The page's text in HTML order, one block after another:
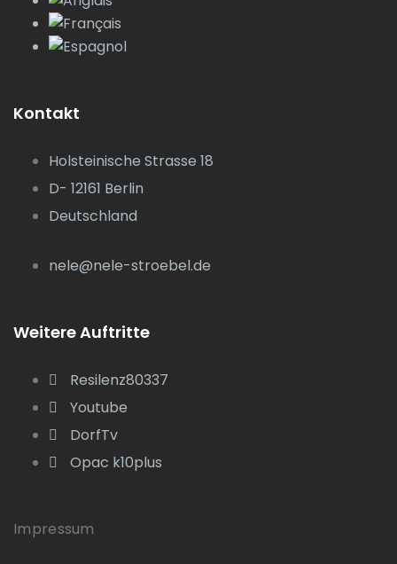
Kontakt
Holsteinische Strasse 18
D- 12161 Berlin
Deutschland
nele@nele-stroebel.de
Weitere Auftritte
Resilenz80337
Youtube
DorfTv
Opac k10plus
Impressum